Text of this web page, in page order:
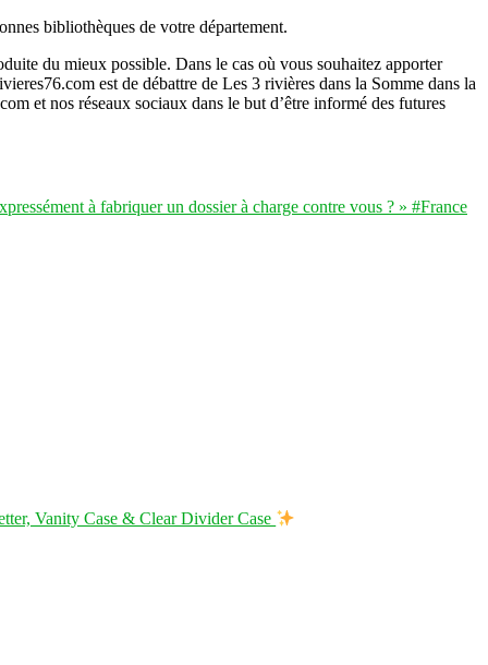
bibliothèques de votre département.
du mieux possible. Dans le cas où vous souhaitez apporter
est de débattre de Les 3 rivières dans la Somme dans la
et nos réseaux sociaux dans le but d’être informé des futures
à fabriquer un dossier à charge contre vous ? » #France
Vanity Case & Clear Divider Case